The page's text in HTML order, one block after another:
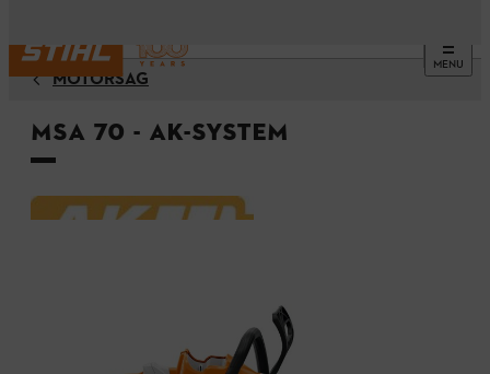
MENU
MOTORSÅG
MSA 70 - AK-system